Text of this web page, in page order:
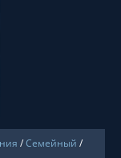
/Семейный /